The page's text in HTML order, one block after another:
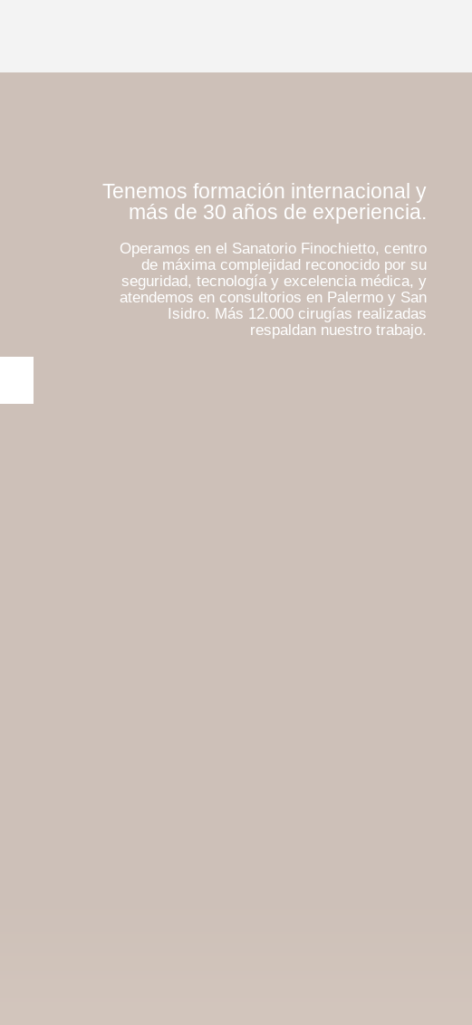
Tenemos formación internacional y
más de 30 años de experiencia.
Operamos en el Sanatorio Finochietto, centro
de máxima complejidad reconocido por su
seguridad, tecnología y excelencia médica, y
atendemos en consultorios en Palermo y San
Isidro. Más 12.000 cirugías realizadas
respaldan nuestro trabajo.